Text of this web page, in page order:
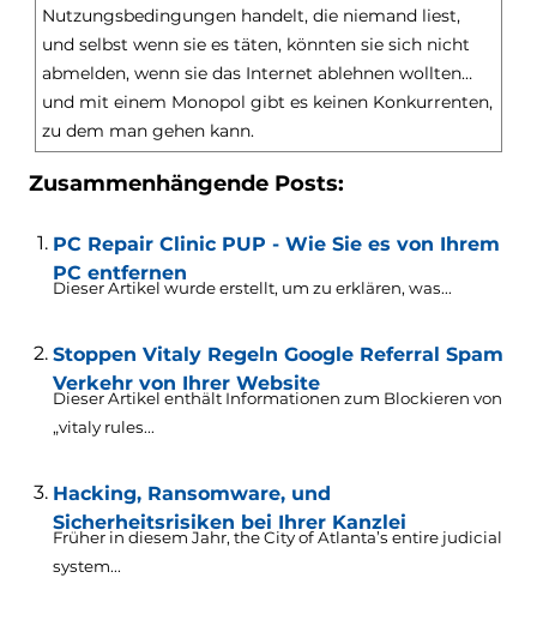
Nutzungsbedingungen handelt, die niemand liest,
und selbst wenn sie es täten, könnten sie sich nicht
abmelden, wenn sie das Internet ablehnen wollten…
und mit einem Monopol gibt es keinen Konkurrenten,
zu dem man gehen kann.
Zusammenhängende Posts:
PC Repair Clinic PUP - Wie Sie es von Ihrem
PC entfernen
Dieser Artikel wurde erstellt, um zu erklären, was...
Stoppen Vitaly Regeln Google Referral Spam
Verkehr von Ihrer Website
Dieser Artikel enthält Informationen zum Blockieren von
„vitaly rules...
Hacking, Ransomware, und
Sicherheitsrisiken bei Ihrer Kanzlei
Früher in diesem Jahr, the City of Atlanta’s entire judicial
system...